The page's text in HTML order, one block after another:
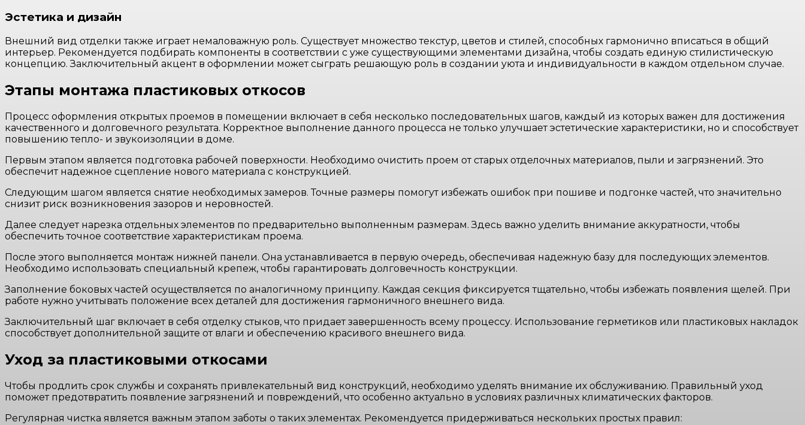
Эстетика и дизайн
Внешний вид отделки также играет немаловажную роль. Существует множество текстур, цветов и стилей, способных гармонично вписаться в общий
интерьер. Рекомендуется подбирать компоненты в соответствии с уже существующими элементами дизайна, чтобы создать единую стилистическую
концепцию. Заключительный акцент в оформлении может сыграть решающую роль в создании уюта и индивидуальности в каждом отдельном случае.
Этапы монтажа пластиковых откосов
Процесс оформления открытых проемов в помещении включает в себя несколько последовательных шагов, каждый из которых важен для достижения
качественного и долговечного результата. Корректное выполнение данного процесса не только улучшает эстетические характеристики, но и способствует
повышению тепло- и звукоизоляции в доме.
Первым этапом является подготовка рабочей поверхности. Необходимо очистить проем от старых отделочных материалов, пыли и загрязнений. Это
обеспечит надежное сцепление нового материала с конструкцией.
Следующим шагом является снятие необходимых замеров. Точные размеры помогут избежать ошибок при пошиве и подгонке частей, что значительно
снизит риск возникновения зазоров и неровностей.
Далее следует нарезка отдельных элементов по предварительно выполненным размерам. Здесь важно уделить внимание аккуратности, чтобы
обеспечить точное соответствие характеристикам проема.
После этого выполняется монтаж нижней панели. Она устанавливается в первую очередь, обеспечивая надежную базу для последующих элементов.
Необходимо использовать специальный крепеж, чтобы гарантировать долговечность конструкции.
Заполнение боковых частей осуществляется по аналогичному принципу. Каждая секция фиксируется тщательно, чтобы избежать появления щелей. При
работе нужно учитывать положение всех деталей для достижения гармоничного внешнего вида.
Заключительный шаг включает в себя отделку стыков, что придает завершенность всему процессу. Использование герметиков или пластиковых накладок
способствует дополнительной защите от влаги и обеспечению красивого внешнего вида.
Уход за пластиковыми откосами
Чтобы продлить срок службы и сохранять привлекательный вид конструкций, необходимо уделять внимание их обслуживанию. Правильный уход
поможет предотвратить появление загрязнений и повреждений, что особенно актуально в условиях различных климатических факторов.
Регулярная чистка является важным этапом заботы о таких элементах. Рекомендуется придерживаться нескольких простых правил: